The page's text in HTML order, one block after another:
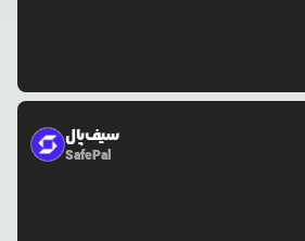
سیف‌پال
SafePal